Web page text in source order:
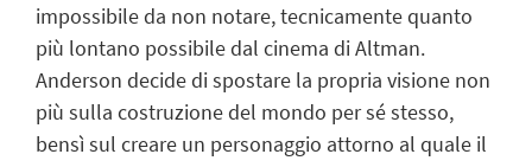
impossibile da non notare, tecnicamente quanto
più lontano possibile dal cinema di Altman.
Anderson decide di spostare la propria visione non
più sulla costruzione del mondo per sé stesso,
bensì sul creare un personaggio attorno al quale il